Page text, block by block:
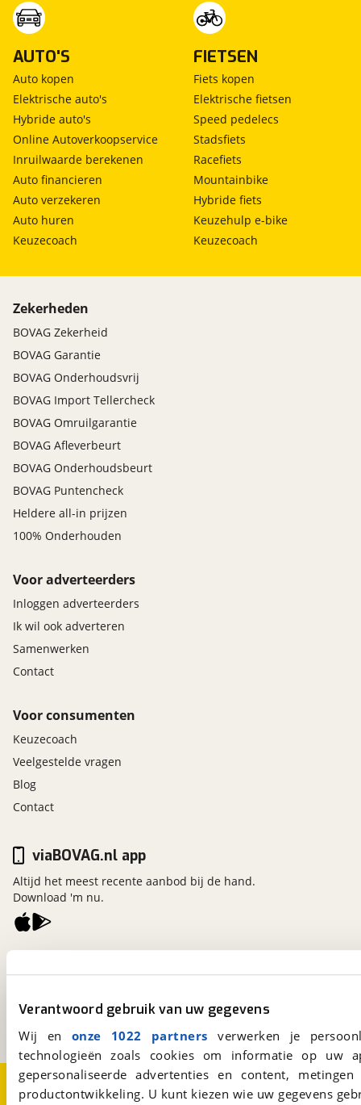
Verantwoord gebruik van uw gegevens
Wij en onze 1022 partners verwerken je
technologieën zoals cookies om informatie op
gepersonaliseerde advertenties en content,
productontwikkeling. U kunt kiezen wie uw gegevens
AUTO'S
Auto kopen
Elektrische auto's
Hybride auto's
Online Autoverkoopservice
Inruilwaarde berekenen
Auto financieren
Auto verzekeren
Auto huren
Keuzecoach
FIETSEN
Fiets kopen
Elektrische fietsen
Speed pedelecs
Stadsfiets
Racefiets
Mountainbike
Hybride fiets
Keuzehulp e-bike
Keuzecoach
Zekerheden
BOVAG Zekerheid
BOVAG Garantie
BOVAG Onderhoudsvrij
BOVAG Import Tellercheck
BOVAG Omruilgarantie
BOVAG Afleverbeurt
BOVAG Onderhoudsbeurt
BOVAG Puntencheck
Heldere all-in prijzen
100% Onderhouden
Voor adverteerders
Inloggen adverteerders
Ik wil ook adverteren
Samenwerken
Contact
Voor consumenten
Keuzecoach
Veelgestelde vragen
Blog
Contact
Een initiatief van
viaBOVAG.nl app
Altijd het meest recente aanbod bij de hand.
Download 'm nu.
Over viaBOVAG.nlDisclaimer- en Privacyverklaring
CookievoorkeurenVacatures